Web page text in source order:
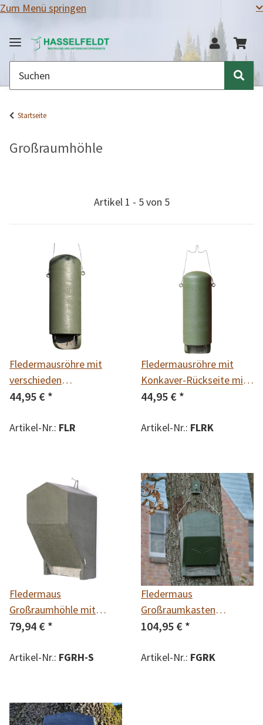
Zum Menü springen
Startseite
Großraumhöhle
Artikel 1 - 5 von 5
Fledermausröhre mit
verschieden
Einflugschlitzen erhältlich
Kleinfledermäuse 14 mm
44,95 € *
Artikel-Nr.: FLR
Fledermausröhre mit
Konkaver-Rückseite mit
verschieden
in 2 Varianten:
44,95 € *
Artikel-Nr.: FLRK
Fledermaus
Großraumhöhle mit
Satteldach
79,94 € *
Artikel-Nr.: FGRH-S
Fledermaus
Großraumkasten
universal
104,95 € *
Artikel-Nr.: FGRK